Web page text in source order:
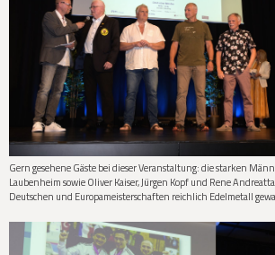
Gern gesehene Gäste bei dieser Veranstaltung: die starken
Laubenheim sowie Oliver Kaiser, Jürgen Kopf und Rene Andreatta
Deutschen und Europameisterschaften reichlich Edelmetall